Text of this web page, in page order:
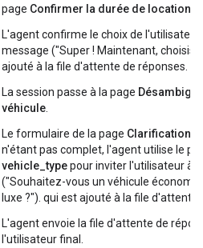
page Confirmer la durée de location
L'agent confirme le choix de l'utilisateur
message ("Super ! Maintenant,
ajouté à la file d'attente de réponses.
La session passe à la page
véhicule
Le formulaire de la page Clarification
n'étant pas complet, l'agent utilise le
vehicle_typepour inviter l'utilisateur à
("Souhaitez-vous un véhicule
luxe ?"). qui est ajouté à la file d'attente
L'agent envoie la file d'attente de
l'utilisateur final.